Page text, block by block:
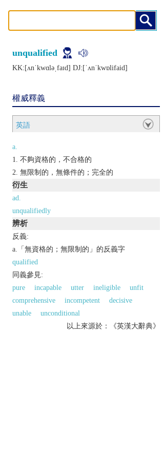
unqualified
KK:[ʌnˈkwɑlǝˌfaɪd] DJ:[ˈʌnˈkwɒlifaid]
權威釋義
英語
a.
不夠資格的，不合格的
無限制的，無條件的；完全的
衍生
ad.
unqualifiedly
辨析
反義:
a.「無資格的；無限制的」的反義字
qualified
同義參見:
pure
incapable utter ineligible
unfit
comprehensive
incompetent
decisive
unable
unconditional
以上來源於：《英漢大辭典》